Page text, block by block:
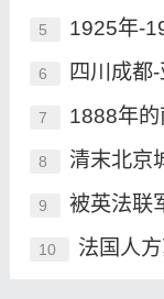
5 1925年-
6 四川成都
7 1888年
8 清末北京
9 被英法联
10 法国人